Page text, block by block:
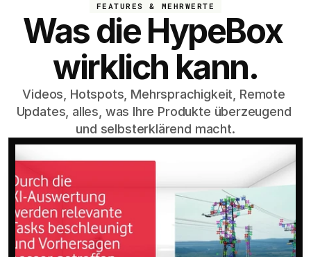
FEATURES & MEHRWERTE
Was die HypeBox
wirklich kann.
Videos, Hotspots, Mehrsprachigkeit, Remote
Updates, alles, was Ihre Produkte überzeugend
und selbsterklärend macht.